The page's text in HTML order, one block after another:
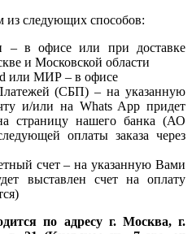
из следующих способов:
– в офисе или при доставке
и Московской области
или МИР – в офисе
(СБП) – на указанную
и/или на Whats App придет
страницу нашего банка (АО
оплаты заказа через
счет – на указанную Вами
выставлен счет на оплату
по адресу г. Москва, г.